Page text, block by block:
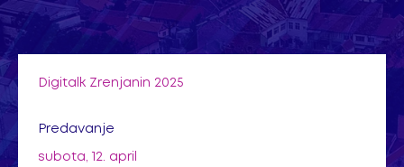
Pređi
na
sadržaj
Digitalk Zrenjanin 2025
Predavanje
subota, 12. april